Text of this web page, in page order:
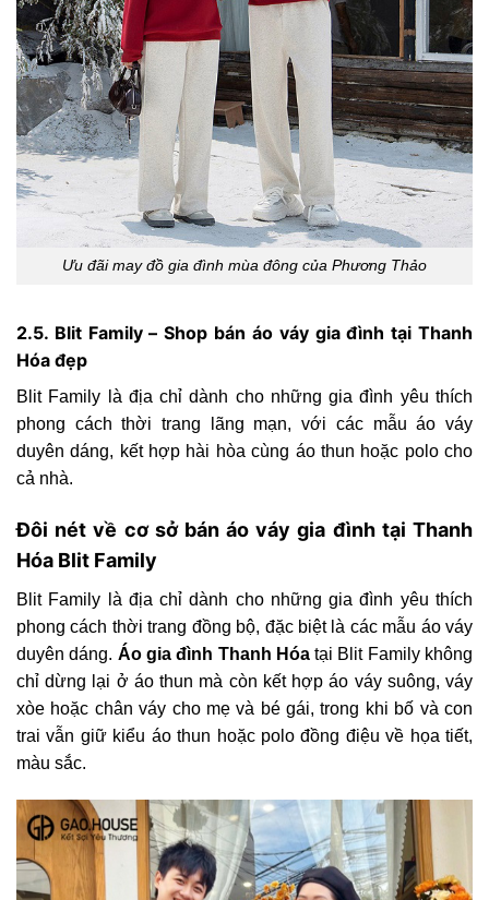
Ưu đãi may đồ gia đình mùa đông của Phương Thảo
2.5. Blit Family – Shop bán áo váy gia đình tại Thanh
Hóa đẹp
Blit Family là địa chỉ dành cho những gia đình yêu thích
phong cách thời trang lãng mạn, với các mẫu áo váy
duyên dáng, kết hợp hài hòa cùng áo thun hoặc polo cho
cả nhà.
Đôi nét về cơ sở bán áo váy gia đình tại Thanh
Hóa Blit Family
Blit Family là địa chỉ dành cho những gia đình yêu thích
phong cách thời trang đồng bộ, đặc biệt là các mẫu áo váy
duyên dáng. Áo gia đình Thanh Hóatại Blit Family không
chỉ dừng lại ở áo thun mà còn kết hợp áo váy suông, váy
xòe hoặc chân váy cho mẹ và bé gái, trong khi bố và con
trai vẫn giữ kiểu áo thun hoặc polo đồng điệu về họa tiết,
màu sắc.